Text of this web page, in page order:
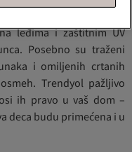
leđima i zaštitnim UV
Posebno su traženi
i omiljenih crtanih
Trendyol pažljivo
ih pravo u vaš dom –
deca budu primećena i u